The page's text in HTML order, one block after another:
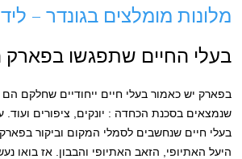
מלונות מומלצים בגונדר –
בעלי החיים שתפגשו בפארק
בפארק יש כאמור בעלי חיים ייחודיים שחלקם הם
בעלי חיים שנחשבים לסמלי המקום וביקור
היעל האתיופי, הזאב האתיופי והבבון. אז בואו